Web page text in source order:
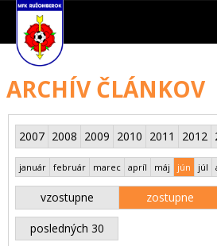
ARCHÍV ČLÁNKOV
2007 2008 2009 2010 2011 2012
január február marec apríl máj jún júl
vzostupne zostupne
posledných 30